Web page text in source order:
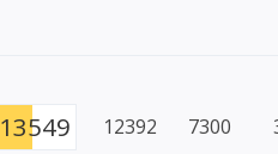
13549 12392 7300